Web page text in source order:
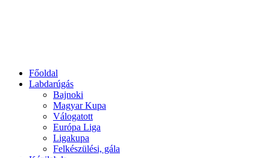
Főoldal
Labdarúgás
Bajnoki
Magyar Kupa
Válogatott
Európa Liga
Ligakupa
Felkészülési, gála